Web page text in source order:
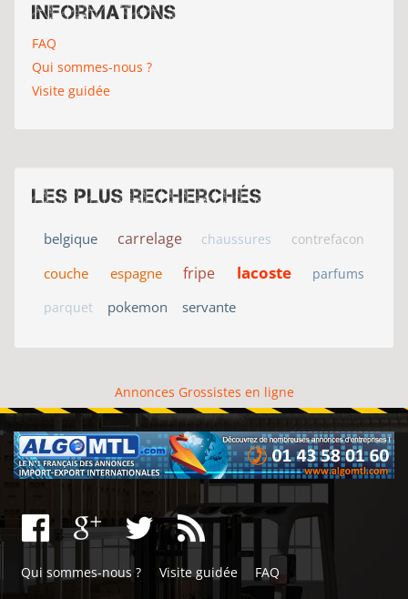
Informations
FAQ
Qui sommes-nous ?
Visite guidée
Les plus recherchés
belgique carrelage chaussures contrefacon
couche espagne fripe lacoste
parfums
parquet
pokemon servante
Annonces Grossistes en ligne
Qui sommes-nous ? Visite guidée FAQ